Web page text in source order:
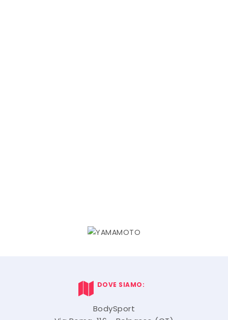
DOVE SIAMO:
BodySport